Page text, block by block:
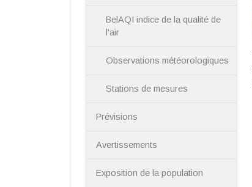
BelAQI indice de la qualité de
l'air
Observations météorologiques
Stations de mesures
Prévisions
Avertissements
Exposition de la population